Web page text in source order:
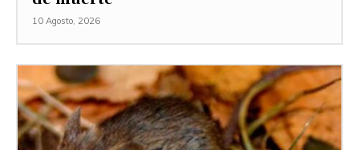
10 Agosto, 2026